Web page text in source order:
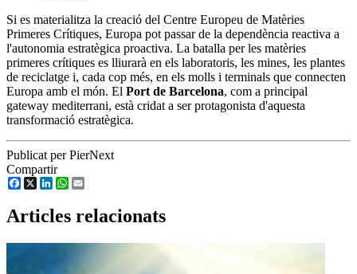
Si es materialitza la creació del Centre Europeu de Matèries
Primeres Crítiques, Europa pot passar de la dependència reactiva a
l'autonomia estratègica proactiva. La batalla per les matèries
primeres crítiques es lliurarà en els laboratoris, les mines, les plantes
de reciclatge i, cada cop més, en els molls i terminals que connecten
Europa amb el món. El Port de Barcelona, com a principal
gateway mediterrani, està cridat a ser protagonista d'aquesta
transformació estratègica.
Publicat per PierNext
Compartir
Facebook
X LinkedInWhatsApp
Articles relacionats